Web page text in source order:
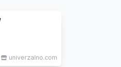
univerzalno.com